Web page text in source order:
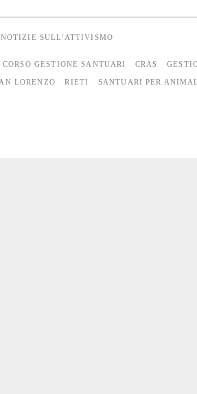
NOTIZIE SULL'ATTIVISMO
CORSO GESTIONE SANTUARI CRAS
LORENZO RIETI SANTUARI PER